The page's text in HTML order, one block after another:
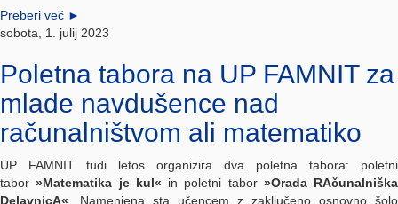
Preberi več ►
sobota, 1. julij 2023
Poletna tabora na UP FAMNIT za
mlade navdušence nad
računalništvom ali matematiko
UP FAMNIT tudi letos organizira dva poletna tabora: poletni
tabor»Matematika je kul« in poletni tabor »Orada RAčunalniška
DelavnicA« . Namenjena sta učencem z zaključeno osnovno šolo